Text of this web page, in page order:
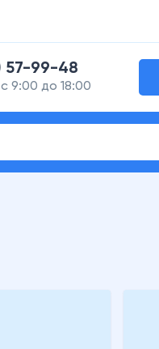
57-99-48
9:00 до 18:00